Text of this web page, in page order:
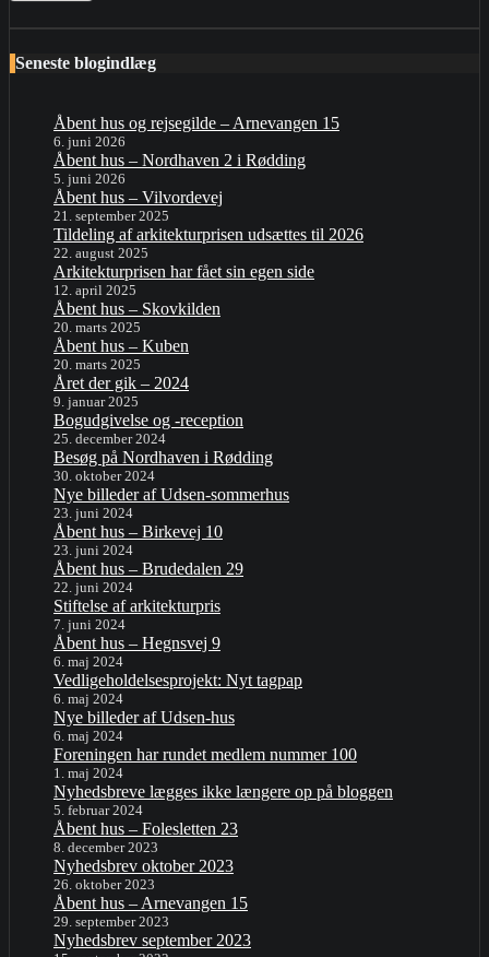
Seneste blogindlæg
Åbent hus og rejsegilde – Arnevangen 15
6. juni 2026
Åbent hus – Nordhaven 2 i Rødding
5. juni 2026
Åbent hus – Vilvordevej
21. september 2025
Tildeling af arkitekturprisen udsættes til 2026
22. august 2025
Arkitekturprisen har fået sin egen side
12. april 2025
Åbent hus – Skovkilden
20. marts 2025
Åbent hus – Kuben
20. marts 2025
Året der gik – 2024
9. januar 2025
Bogudgivelse og -reception
25. december 2024
Besøg på Nordhaven i Rødding
30. oktober 2024
Nye billeder af Udsen-sommerhus
23. juni 2024
Åbent hus – Birkevej 10
23. juni 2024
Åbent hus – Brudedalen 29
22. juni 2024
Stiftelse af arkitekturpris
7. juni 2024
Åbent hus – Hegnsvej 9
6. maj 2024
Vedligeholdelsesprojekt: Nyt tagpap
6. maj 2024
Nye billeder af Udsen-hus
6. maj 2024
Foreningen har rundet medlem nummer 100
1. maj 2024
Nyhedsbreve lægges ikke længere op på bloggen
5. februar 2024
Åbent hus – Folesletten 23
8. december 2023
Nyhedsbrev oktober 2023
26. oktober 2023
Åbent hus – Arnevangen 15
29. september 2023
Nyhedsbrev september 2023